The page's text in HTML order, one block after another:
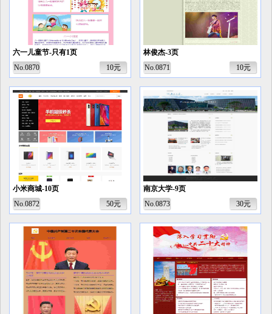
六一儿童节-只有1页
No.0870
10元
林俊杰-3页
No.0871
10元
小米商城-10页
No.0872
50元
南京大学-9页
No.0873
30元